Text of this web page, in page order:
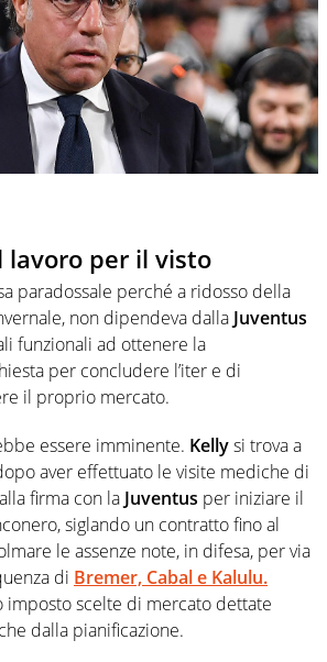
lavoro per il visto
paradossale perché a ridosso della
non dipendeva dalla Juventus
funzionali ad ottenere la
per concludere l’iter e di
il proprio mercato.
essere imminente. Kellysi trova a
aver effettuato le visite mediche di
firma con la Juventus per iniziare il
siglando un contratto fino al
le assenze note, in difesa, per via
di Bremer, Cabal e Kalulu.
imposto scelte di mercato dettate
dalla pianificazione.